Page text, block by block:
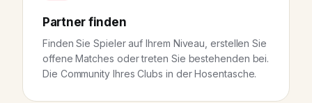
Partner finden
Finden Sie Spieler auf Ihrem Niveau, erstellen Sie
offene Matches oder treten Sie bestehenden bei.
Die Community Ihres Clubs in der Hosentasche.